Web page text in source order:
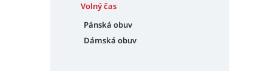
Volný čas
Pánská obuv
Dámská obuv